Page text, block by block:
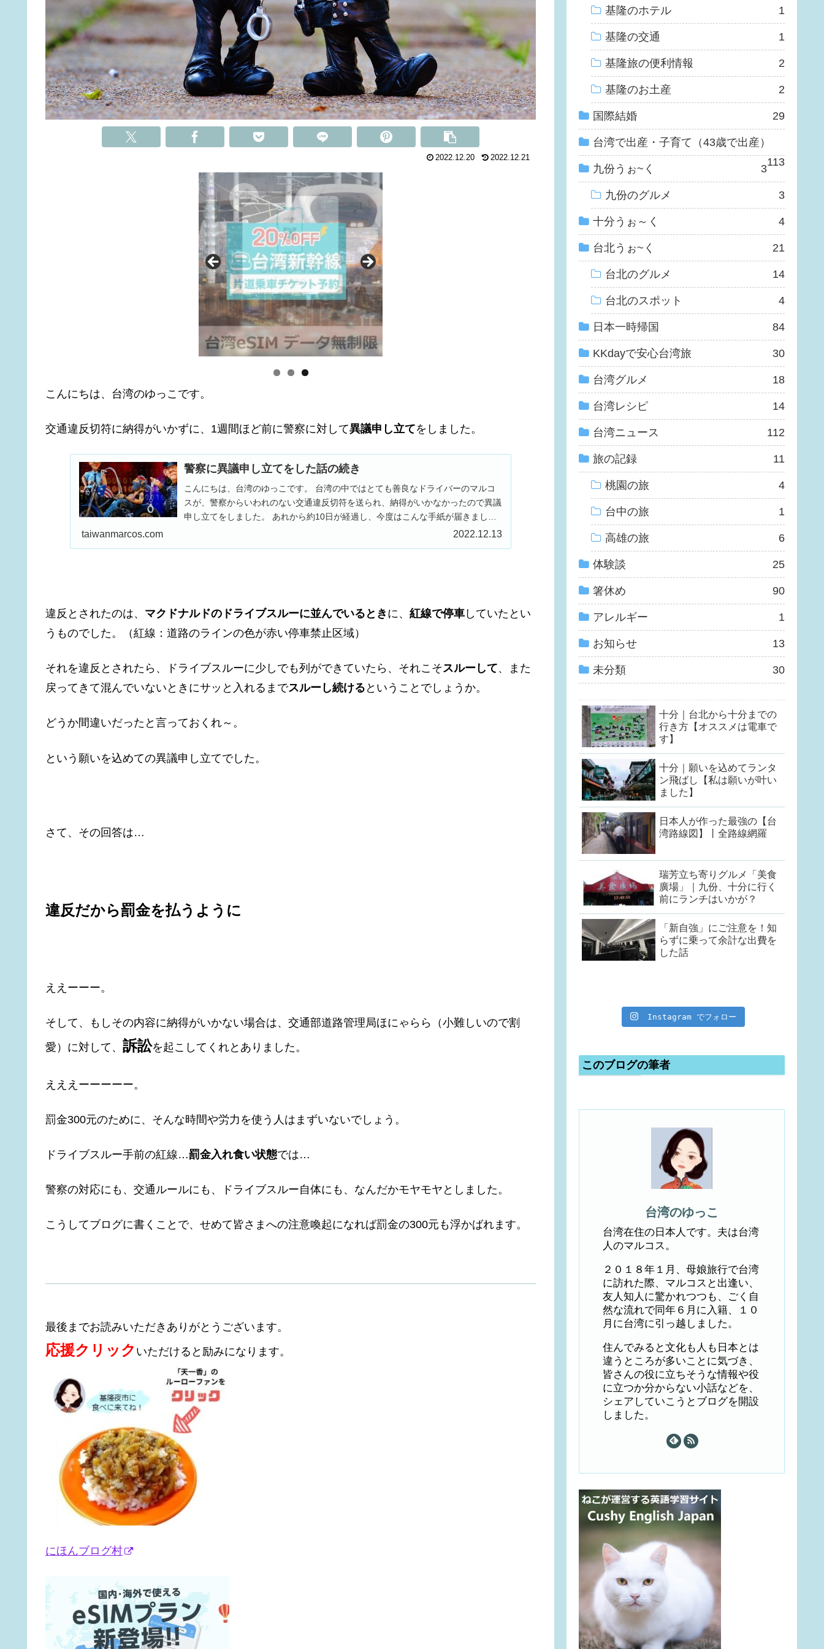
2022.12.20 2022.12.21
こんにちは、台湾のゆっこです。
交通違反切符に納得がいかずに、1週間ほど前に警察に対して異議申し立てをしました。
警察に異議申し立てをした話の続き
こんにちは、台湾のゆっこです。 台湾の中ではとても善良なドライバーのマルコ
スが、警察からいわれのない交通違反切符を送られ、納得がいかなかったので異議
申し立てをしました。 あれから約10日が経過し、今度はこんな手紙が届きまし
taiwanmarcos.com 2022.12.13
違反とされたのは、 マクドナルドのドライブスルーに並んでいるとき に、 紅線で停車 していたとい
うものでした。（紅線：道路のラインの色が赤い停車禁止区域）
それを違反とされたら、ドライブスルーに少しでも列ができていたら、それこそスルーして、また
戻ってきて混んでいないときにサッと入れるまでスルーし続ける ということでしょうか。
どうか間違いだったと言っておくれ～。
という願いを込めての異議申し立てでした。
さて、その回答は…
違反だから罰金を払うように
ええーーー。
そして、もしその内容に納得がいかない場合は、交通部道路管理局ほにゃらら（小難しいので割
愛）に対して、 訴訟を起こしてくれとありました。
えええーーーーー。
罰金300元のために、そんな時間や労力を使う人はまずいないでしょう。
ドライブスルー手前の紅線…罰金入れ食い状態では…
警察の対応にも、交通ルールにも、ドライブスルー自体にも、なんだかモヤモヤとしました。
こうしてブログに書くことで、せめて皆さまへの注意喚起になれば罰金の300元も浮かばれます。
最後までお読みいただきありがとうございます。
応援クリック いただけると励みになります。
にほんブログ村
基隆のホテル 1
基隆の交通 1
基隆旅の便利情報 2
基隆のお土産 2
国際結婚 29
台湾で出産・子育て（43歳で出産）
113
九份うぉ~く 3
九份のグルメ 3
十分うぉ～く 4
台北うぉ~く 21
台北のグルメ 14
台北のスポット 4
日本一時帰国 84
KKdayで安心台湾旅 30
台湾グルメ 18
台湾レシピ 14
台湾ニュース 112
旅の記録 11
桃園の旅 4
台中の旅 1
高雄の旅 6
体験談 25
箸休め 90
アレルギー 1
お知らせ 13
未分類 30
十分｜台北から十分までの
行き方【オススメは電車で
す】
十分｜願いを込めてランタ
ン飛ばし【私は願いが叶い
ました】
日本人が作った最強の【台
湾路線図】丨全路線網羅
瑞芳立ち寄りグルメ「美食
廣場」｜九份、十分に行く
前にランチはいかが？
「新自強」にご注意を！知
らずに乗って余計な出費を
した話
Instagram でフォロー
このブログの筆者
台湾のゆっこ
台湾在住の日本人です。夫は台湾
人のマルコス。
２０１８年１月、母娘旅行で台湾
に訪れた際、マルコスと出逢い、
友人知人に驚かれつつも、ごく自
然な流れで同年６月に入籍、１０
月に台湾に引っ越しました。
住んでみると文化も人も日本とは
違うところが多いことに気づき、
皆さんの役に立ちそうな情報や役
に立つか分からない小話などを、
シェアしていこうとブログを開設
しました。